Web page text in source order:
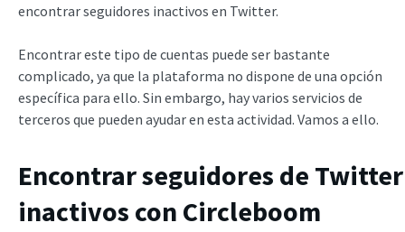
encontrar seguidores inactivos en Twitter.
Encontrar este tipo de cuentas puede ser bastante
complicado, ya que la plataforma no dispone de una opción
específica para ello. Sin embargo, hay varios servicios de
terceros que pueden ayudar en esta actividad. Vamos a ello.
Encontrar seguidores de Twitter
inactivos con Circleboom